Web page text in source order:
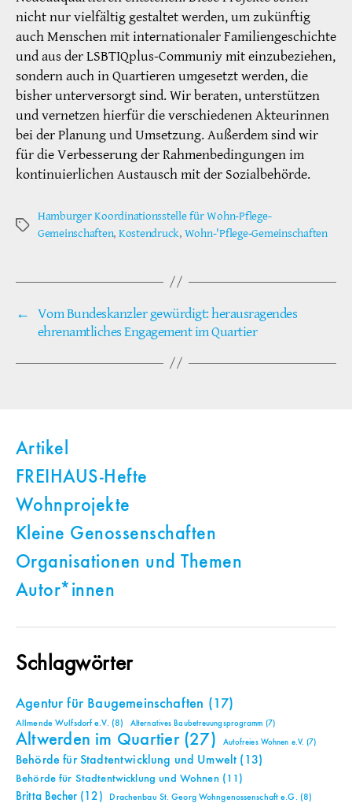
nicht nur vielfältig gestaltet werden, um zukünftig
auch Menschen mit internationaler Familiengeschichte
und aus der LSBTIQplus-Communiy mit einzubeziehen,
sondern auch in Quartieren umgesetzt werden, die
bisher unterversorgt sind. Wir beraten, unterstützen
und vernetzen hierfür die verschiedenen Akteurinnen
bei der Planung und Umsetzung. Außerdem sind wir
für die Verbesserung der Rahmenbedingungen im
kontinuierlichen Austausch mit der Sozialbehörde.
Schlagwörter
Hamburger Koordinationsstelle für Wohn-Pflege-
Gemeinschaften, Kostendruck, Wohn-'Pflege-Gemeinschaften
← Vom Bundeskanzler gewürdigt: herausragendes
ehrenamtliches Engagement im Quartier
Artikel
FREIHAUS-Hefte
Wohnprojekte
Kleine Genossenschaften
Organisationen und Themen
Autor*innen
Schlagwörter
Agentur für Baugemeinschaften (17)
Allmende Wulfsdorf e.V. (8) Alternatives Baubetreuungsprogramm (7)
Altwerden im Quartier(27) Autofreies Wohnen e.V. (7)
Behörde für Stadtentwicklung und Umwelt (13)
Behörde für Stadtentwicklung und Wohnen(11)
Britta Becher(12) Drachenbau St. Georg Wohngenossenschaft e.G. (8)